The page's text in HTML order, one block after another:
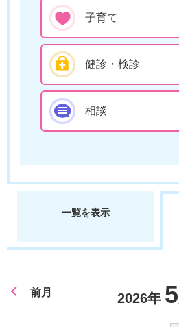
子育て
健診・検診
相談
一覧を表示
前月 2026年 5